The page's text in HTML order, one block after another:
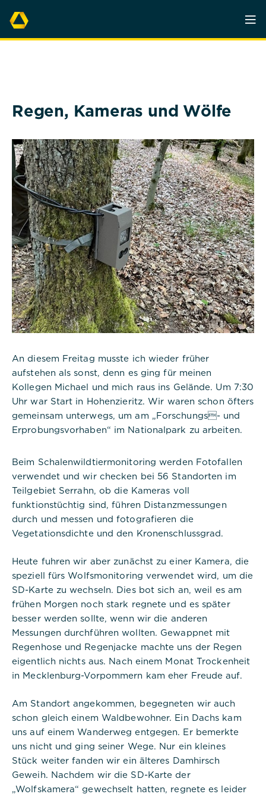
Regen, Kameras und Wölfe
An diesem Freitag musste ich wieder früher
aufstehen als sonst, denn es ging für meinen
Kollegen Michael und mich raus ins Gelände. Um 7:30
Uhr war Start in Hohenzieritz. Wir waren schon öfters
gemeinsam unterwegs, um am „Forschungs- und
Erprobungsvorhaben“ im Nationalpark zu arbeiten.
Beim Schalenwildtiermonitoring werden Fotofallen
verwendet und wir checken bei 56 Standorten im
Teilgebiet Serrahn, ob die Kameras voll
funktionstüchtig sind, führen Distanzmessungen
durch und messen und fotografieren die
Vegetationsdichte und den Kronenschlussgrad.
Heute fuhren wir aber zunächst zu einer Kamera, die
speziell fürs Wolfsmonitoring verwendet wird, um die
SD-Karte zu wechseln. Dies bot sich an, weil es am
frühen Morgen noch stark regnete und es später
besser werden sollte, wenn wir die anderen
Messungen durchführen wollten. Gewappnet mit
Regenhose und Regenjacke machte uns der Regen
eigentlich nichts aus. Nach einem Monat Trockenheit
in Mecklenburg-Vorpommern kam eher Freude auf.
Am Standort angekommen, begegneten wir auch
schon gleich einem Waldbewohner. Ein Dachs kam
uns auf einem Wanderweg entgegen. Er bemerkte
uns nicht und ging seiner Wege. Nur ein kleines
Stück weiter fanden wir ein älteres Damhirsch
Geweih. Nachdem wir die SD-Karte der
„Wolfskamera“ gewechselt hatten, regnete es leider